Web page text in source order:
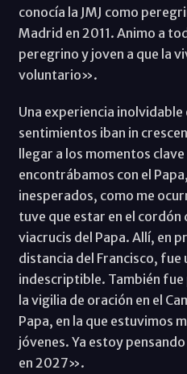
conocía la JMJ como
Madrid en 2011. Animo a
peregrino y joven a que la
voluntario».
Una experiencia
sentimientos iban in
llegar a los momentos
encontrábamos con el
inesperados, como me
tuve que estar en el cordón
viacrucis del Papa. Allí, en
distancia del Francisco, fue
indescriptible. También
la vigilia de oración en el
Papa, en la que estuvimos
jóvenes. Ya estoy pensando
en 2027».